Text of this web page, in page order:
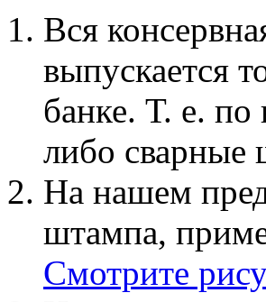
Вся
выпускается
банке. Т. е.
либо сварные
На нашем
штампа,
Смотрите